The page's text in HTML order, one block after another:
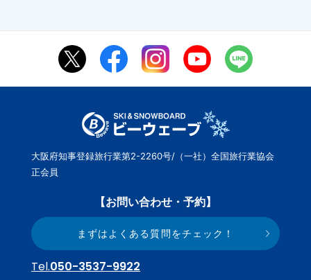
大阪府知事登録旅行業第2-2260号/（一社）全国旅行業協会
正会員
【お問い合わせ・予約】
まずはよくある質問をチェック！
Tel.050-3537-9922